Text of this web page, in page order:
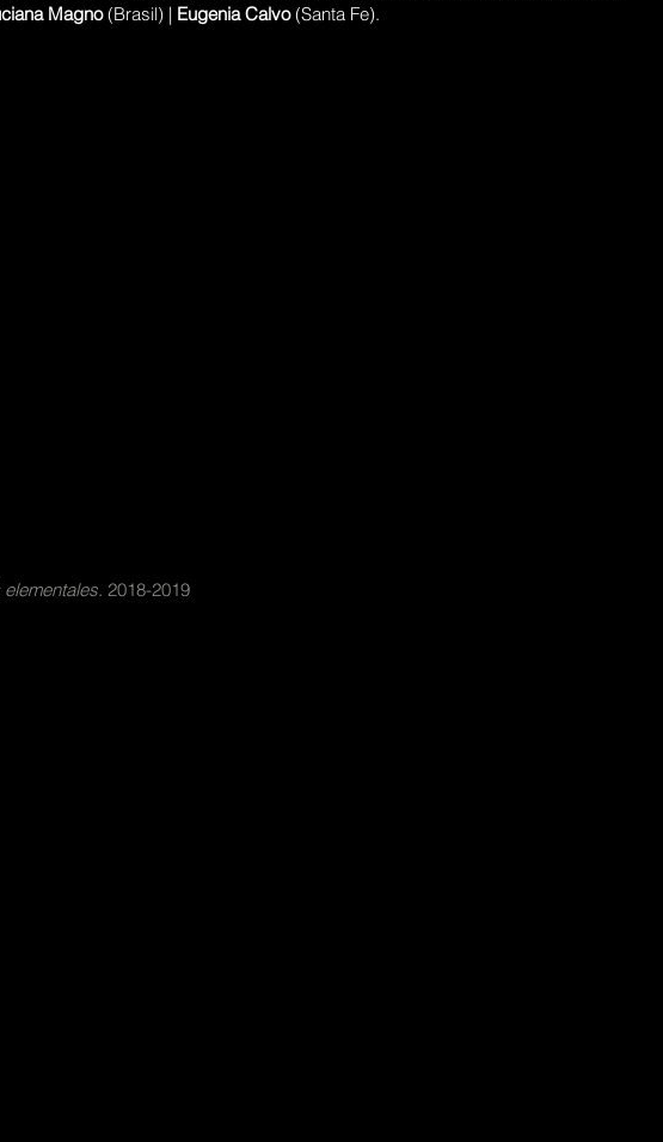
Magno (Brasil) | Eugenia Calvo (Santa Fe).
elementales. 2018-2019